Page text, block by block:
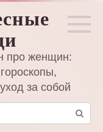
про женщин:
за собой